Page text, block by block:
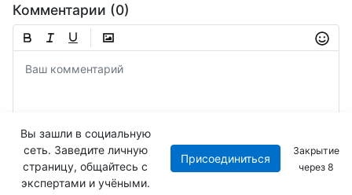
Комментарии (0)
Отправить
Вы зашли в социальную
сеть. Заведите личную
страницу, общайтесь с
экспертами и учёными.
Присоединиться
Закрытие
через 8